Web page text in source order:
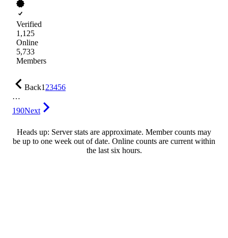
Verified
1,125
Online
5,733
Members
Back123456
…
190Next
Heads up: Server stats are approximate. Member counts may
be up to one week out of date. Online counts are current within
the last six hours.